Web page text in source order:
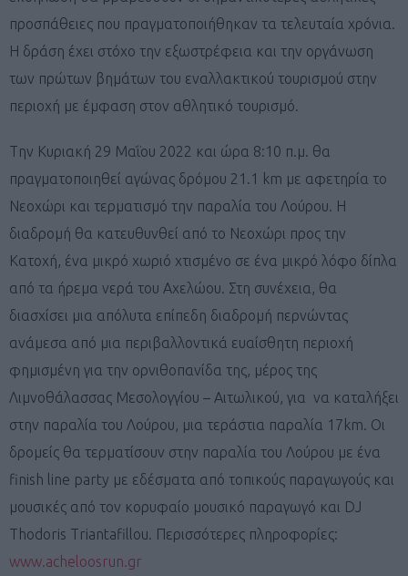
προσπάθειες που πραγματοποιήθηκαν τα τελευταία χρόνια.
H δράση έχει στόχο την εξωστρέφεια και την οργάνωση
των πρώτων βημάτων του εναλλακτικού τουρισμού στην
περιοχή με έμφαση στον αθλητικό τουρισμό.
Tην Κυριακή 29 Μαΐου 2022 και ώρα 8:10 π.μ. θα
πραγματοποιηθεί αγώνας δρόμου 21.1 km με αφετηρία το
Νεοχώρι και τερματισμό την παραλία του Λούρου. Η
διαδρομή θα κατευθυνθεί από το Νεοχώρι προς την
Κατοχή, ένα μικρό χωριό χτισμένο σε ένα μικρό λόφο δίπλα
από τα ήρεμα νερά του Αχελώου. Στη συνέχεια, θα
διασχίσει μια απόλυτα επίπεδη διαδρομή περνώντας
ανάμεσα από μια περιβαλλοντικά ευαίσθητη περιοχή
φημισμένη για την ορνιθοπανίδα της, μέρος της
Λιμνοθάλασσας Μεσολογγίου – Αιτωλικού, για να καταλήξει
στην παραλία του Λούρου, μια τεράστια παραλία 17km. Οι
δρομείς θα τερματίσουν στην παραλία του Λούρου με ένα
finish line party με εδέσματα από τοπικούς παραγωγούς και
μουσικές από τον κορυφαίο μουσικό παραγωγό και DJ
Thodoris Triantafillou. Περισσότερες πληροφορίες:
www.acheloosrun.gr